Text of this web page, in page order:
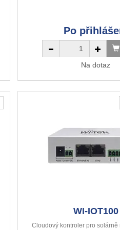
Po
Na dotaz
WI-IOT100
Cloudový kontroler pro